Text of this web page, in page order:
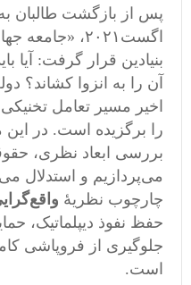
پس از بازگشت طالبان
اگست۲۰۲۱،
بنیادین قرار گرفت: آیا
آن را به انزوا کشاند؟
اخیر مسیر تعامل
را برگزیده است. در این
بررسی ابعاد نظری،
می‌پردازیم و استدلال
چارچوب نظریهٔ
حفظ نفوذ دیپلماتیک،
جلوگیری از فروپاشی
است.